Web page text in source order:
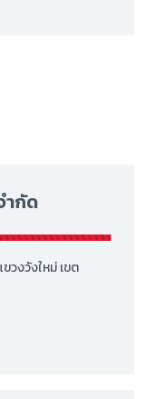
ำกัด
วงวังใหม่ เขต